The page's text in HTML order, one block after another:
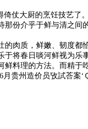
大厨的烹饪技艺了
份介乎于鲜与清之间
肉质，鲜嫩、韧度
将春日啖河鲜视为乐
料理的方法。而精
贵州造价员攷試荅案